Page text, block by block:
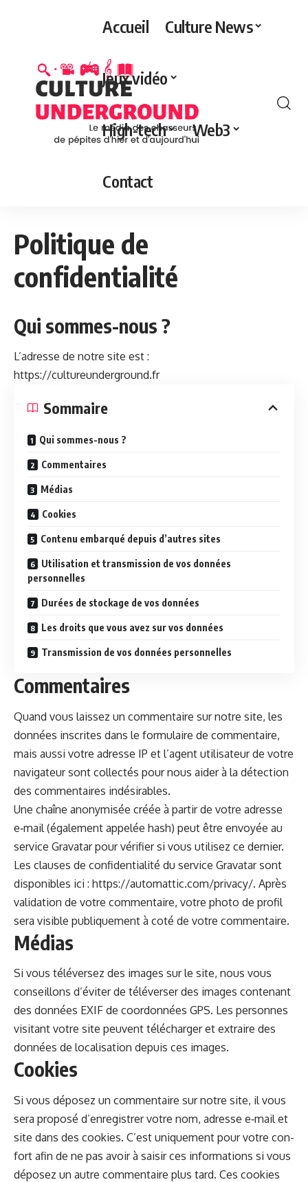
Accueil Culture News
Jeux vidéo
High-tech Web3
Contact
Politique de
confidentialité
Qui sommes-nous ?
L’adresse de notre site est :
https://cultureunderground.fr
Som­maire
Qui sommes-nous ?
Com­men­taires
Médias
Cook­ies
Con­tenu embar­qué depuis d’autres sites
Util­i­sa­tion et trans­mis­sion de vos don­nées
personnelles
Durées de stock­age de vos données
Les droits que vous avez sur vos données
Trans­mis­sion de vos don­nées personnelles
Commentaires
Quand vous lais­sez un com­men­taire sur notre site, les
don­nées inscrites dans le for­mu­laire de com­men­taire,
mais aus­si votre adresse IP et l’agent util­isa­teur de votre
nav­i­ga­teur sont col­lec­tés pour nous aider à la détec­tion
des com­men­taires indésirables.
Une chaîne anonymisée créée à par­tir de votre adresse
e‑mail (égale­ment appelée hash) peut être envoyée au
ser­vice Gra­vatar pour véri­fi­er si vous utilisez ce dernier.
Les claus­es de con­fi­den­tial­ité du ser­vice Gra­vatar sont
disponibles ici : https://automattic.com/privacy/. Après
val­i­da­tion de votre com­men­taire, votre pho­to de pro­fil
sera vis­i­ble publique­ment à coté de votre commentaire.
Médias
Si vous télé­versez des images sur le site, nous vous
con­seil­lons d’éviter de télé­vers­er des images con­tenant
des don­nées EXIF de coor­don­nées GPS. Les per­son­nes
vis­i­tant votre site peu­vent télécharg­er et extraire des
don­nées de local­i­sa­tion depuis ces images.
Cookies
Si vous déposez un com­men­taire sur notre site, il vous
sera pro­posé d’enregistrer votre nom, adresse e‑mail et
site dans des cook­ies. C’est unique­ment pour votre con­
fort afin de ne pas avoir à saisir ces infor­ma­tions si vous
déposez un autre com­men­taire plus tard. Ces cook­ies